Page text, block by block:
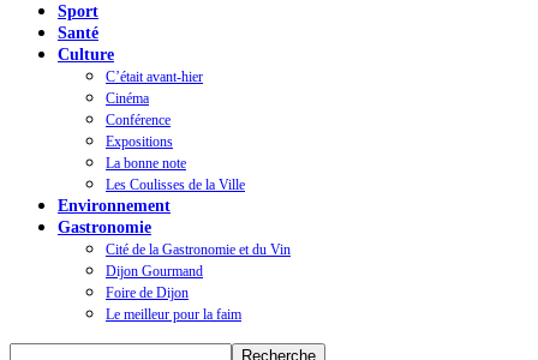
Sport
Santé
Culture
C’était avant-hier
Cinéma
Conférence
Expositions
La bonne note
Les Coulisses de la Ville
Environnement
Gastronomie
Cité de la Gastronomie et du Vin
Dijon Gourmand
Foire de Dijon
Le meilleur pour la faim